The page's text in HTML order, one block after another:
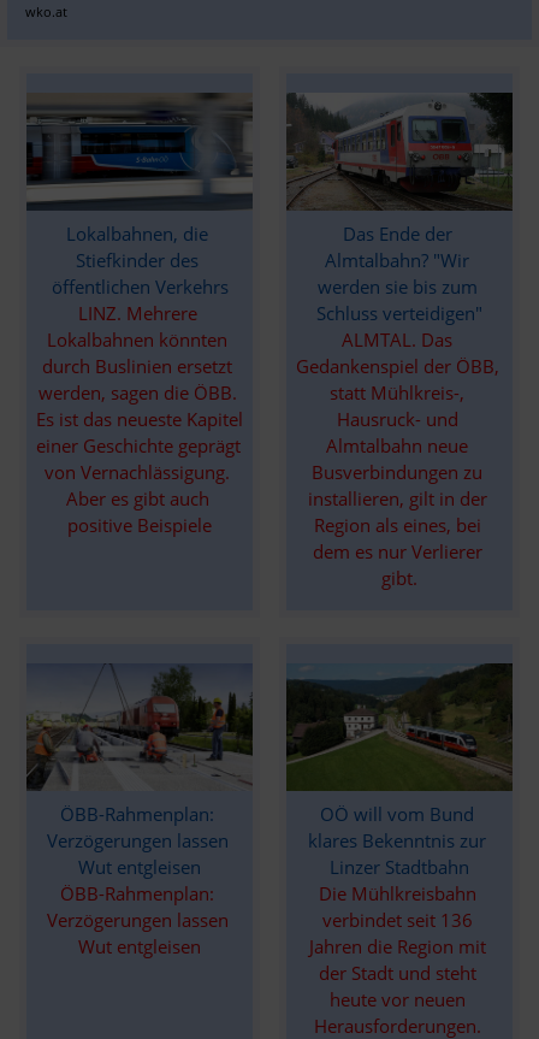
wko.at
Lokalbahnen, die
Stiefkinder des
öffentlichen Verkehrs
LINZ. Mehrere
Lokalbahnen könnten
durch Buslinien ersetzt
werden, sagen die ÖBB.
Es ist das neueste Kapitel
einer Geschichte geprägt
von Vernachlässigung.
Aber es gibt auch
positive Beispiele
Das Ende der
Almtalbahn? "Wir
werden sie bis zum
Schluss verteidigen"
ALMTAL. Das
Gedankenspiel der ÖBB,
statt Mühlkreis-,
Hausruck- und
Almtalbahn neue
Busverbindungen zu
installieren, gilt in der
Region als eines, bei
dem es nur Verlierer
gibt.
ÖBB-Rahmenplan:
Verzögerungen lassen
Wut entgleisen
ÖBB-Rahmenplan:
Verzögerungen lassen
Wut entgleisen
OÖ will vom Bund
klares Bekenntnis zur
Linzer Stadtbahn
Die Mühlkreisbahn
verbindet seit 136
Jahren die Region mit
der Stadt und steht
heute vor neuen
Herausforderungen.